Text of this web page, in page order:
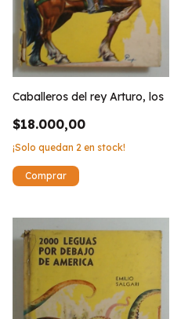
Caballeros del rey Arturo, los
$18.000,00
¡Solo quedan 2 en stock!